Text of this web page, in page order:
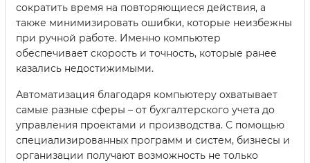
сократить время на повторяющиеся действия, а
также минимизировать ошибки, которые неизбежны
при ручной работе. Именно компьютер
обеспечивает скорость и точность, которые ранее
казались недостижимыми.
Автоматизация благодаря компьютеру охватывает
самые разные сферы – от бухгалтерского учета до
управления проектами и производства. С помощью
специализированных программ и систем, бизнесы и
организации получают возможность не только